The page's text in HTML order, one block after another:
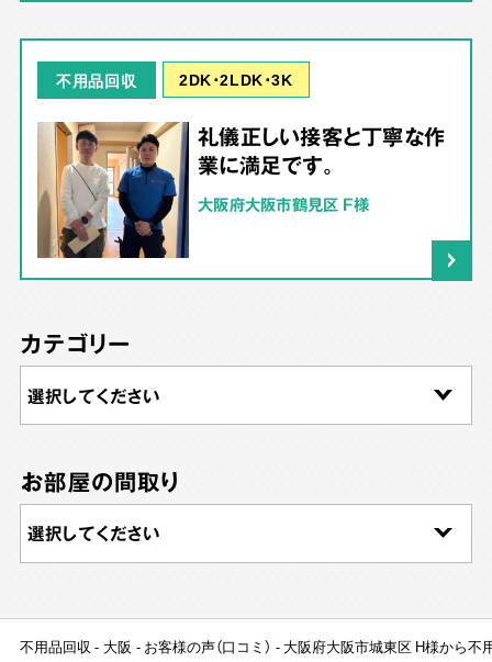
不用品回収 2DK･2LDK･3K
礼儀正しい接客と丁寧な作
業に満足です。
大阪府大阪市鶴見区 F様
カテゴリー
お部屋の間取り
不用品回収 大阪 お客様の声（口コミ） 大阪府大阪市城東区 H様から不